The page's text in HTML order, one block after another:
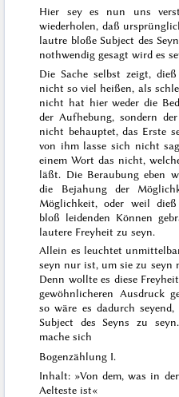
Hier sey es nun uns
wiederholen, daß
lautre bloße Subject des
nothwendig gesagt wird es
Die Sache selbst zeigt,
nicht so viel heißen, als
nicht hat hier weder die
der Aufhebung, sondern
nicht behauptet, das Erste
von ihm lasse sich nicht
einem Wort das nicht,
läßt. Die Beraubung eben
die Bejahung der
Möglichkeit, oder weil
bloß leidenden Können
lautere Freyheit zu seyn.
Allein es leuchtet
seyn nur ist, um sie zu seyn
Denn wollte es diese
gewöhnlicheren Ausdruck
so wäre es dadurch
Subject des Seyns zu
mache sich
Bogenzählung I.
Inhalt: »Von dem, was in
Aelteste ist«